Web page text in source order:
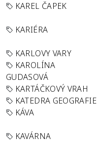
KAREL ČAPEK
KARIÉRA
KARLOVY VARY
KAROLÍNA
GUDASOVÁ
KARTÁČKOVÝ VRAH
KATEDRA GEOGRAFIE
KÁVA
KAVÁRNA